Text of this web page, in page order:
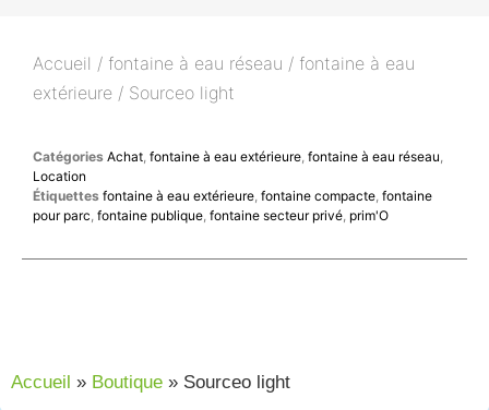
Accueil / fontaine à eau réseau / fontaine à eau
extérieure / Sourceo light
Catégories Achat, fontaine à eau extérieure, fontaine à eau réseau,
Location
Étiquettes fontaine à eau extérieure, fontaine compacte, fontaine
pour parc, fontaine publique, fontaine secteur privé, prim'O
Accueil » Boutique » Sourceo light